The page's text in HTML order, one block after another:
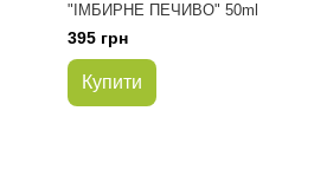
"ІМБИРНЕ ПЕЧИВО" 50ml
395 грн
Купити